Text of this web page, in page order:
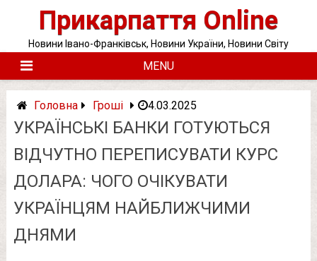
Прикарпаття Online
Новини Івано-Франківськ, Новини України, Новини Світу
MENU
Головна Гроші 4.03.2025
УКРАЇНСЬКІ БАНКИ ГОТУЮТЬСЯ
ВІДЧУТНО ПЕРЕПИСУВАТИ КУРС
ДОЛАРА: ЧОГО ОЧІКУВАТИ
УКРАЇНЦЯМ НАЙБЛИЖЧИМИ
ДНЯМИ